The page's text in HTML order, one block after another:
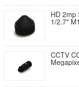
HD 2mp
1/2.7"
CCTV